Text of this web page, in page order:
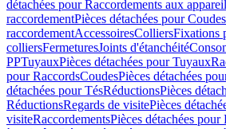
détachées pour Raccordements aux
raccordementPièces détachées pour
raccordementAccessoiresColliersFixations
colliersFermeturesJoints d'étanchéité
PPTuyauxPièces détachées pour Tuyaux
pour RaccordsCoudesPièces détachées
détachées pour TésRéductionsPièces
RéductionsRegards de visitePièces
visiteRaccordementsPièces détachées pour